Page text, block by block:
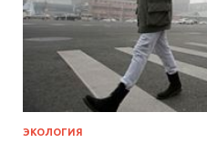
ЭКОЛОГИЯ